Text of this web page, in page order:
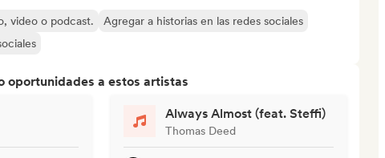
video o podcast.
Agregar a historias en las redes sociales
oportunidades a estos artistas
Always Almost (feat. Steffi)
Thomas Deed